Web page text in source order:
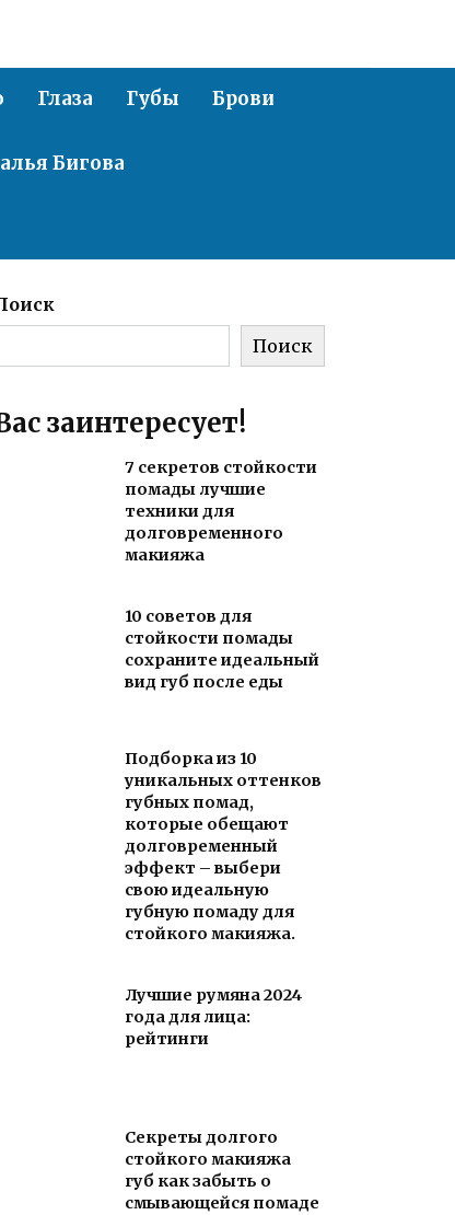
Глаза Губы Брови
Бигова
Поиск
заинтересует!
7 секретов стойкости
помады лучшие
техники для
долговременного
макияжа
10 советов для
стойкости помады
сохраните идеальный
вид губ после еды
Подборка из 10
уникальных оттенков
губных помад,
которые обещают
долговременный
эффект – выбери
свою идеальную
губную помаду для
стойкого макияжа.
Лучшие румяна 2024
года для лица:
рейтинги
Секреты долгого
стойкого макияжа
губ как забыть о
смывающейся помаде